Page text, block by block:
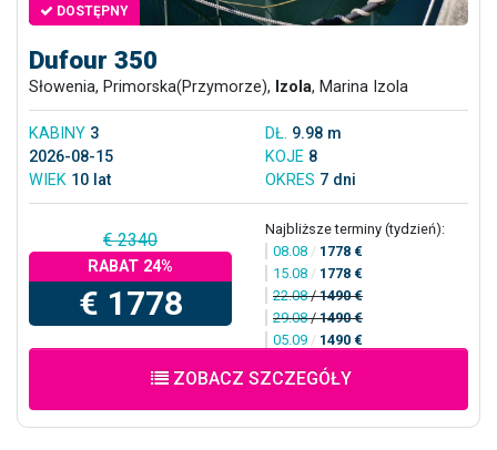
DOSTĘPNY
Dufour 350
Słowenia, Primorska(Przymorze), Izola, Marina Izola
KABINY 3 DŁ. 9.98 m
2026-08-15
KOJE 8
WIEK 10 lat OKRES 7 dni
€ 2340
RABAT 24%
€ 1778
Najbliższe terminy (tydzień):
08.08 / 1778 €
15.08 / 1778 €
22.08/1490 €
29.08/1490 €
05.09 / 1490 €
ZOBACZ SZCZEGÓŁY